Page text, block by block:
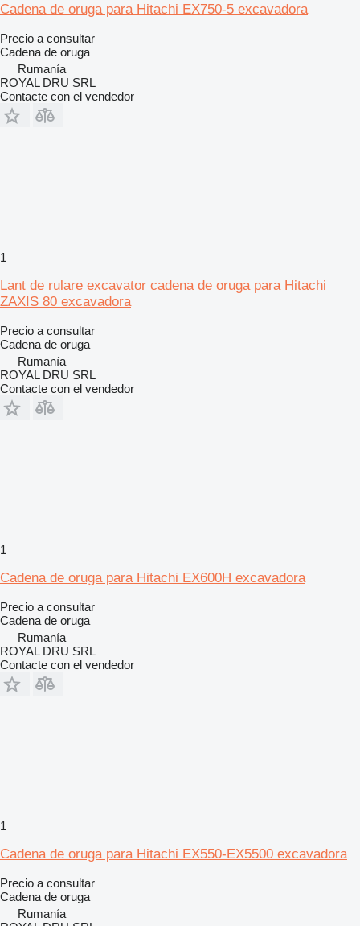
Cadena de oruga para Hitachi EX750-5 excavadora
Precio a consultar
Cadena de oruga
Rumanía
ROYAL DRU SRL
Contacte con el vendedor
1
Lant de rulare excavator cadena de oruga para Hitachi
ZAXIS 80 excavadora
Precio a consultar
Cadena de oruga
Rumanía
ROYAL DRU SRL
Contacte con el vendedor
1
Cadena de oruga para Hitachi EX600H excavadora
Precio a consultar
Cadena de oruga
Rumanía
ROYAL DRU SRL
Contacte con el vendedor
1
Cadena de oruga para Hitachi EX550-EX5500 excavadora
Precio a consultar
Cadena de oruga
Rumanía